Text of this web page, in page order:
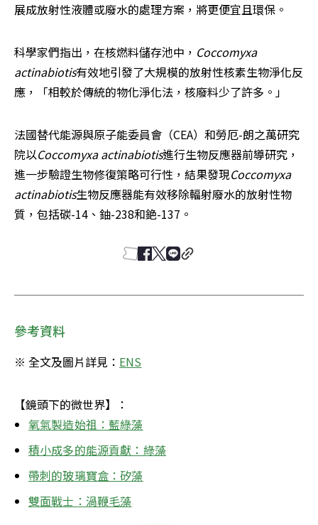
展成放射性液體或廢水的處理方案，將更便宜且環保。
科學家們指出，在核燃料儲存池中， Coccomyxa
actinabiotis有效地引發了大規模的放射性核素生物淨化反
應，「相較於傳統的物化淨化法，核廢料少了許多。」
法國替代能源與原子能委員會（CEA）和勞厄-朗之萬研究
院以Coccomyxa actinabiotis進行生物反應器前導研究，
進一步驗證生物修復策略可行性，結果發現Coccomyxa
actinabiotis生物反應器能有效移除輻射廢水的放射性物
質，包括碳-14、鈾-238和銫-137。
參考資料
※ 全文及圖片詳見： ENS
【鏡頭下的微世界】：
氧氣製造始祖：藍綠藻
積小成多的能源貢獻：綠藻
帶刺的玻璃寶盒：矽藻
雙面戰士：渦鞭毛藻